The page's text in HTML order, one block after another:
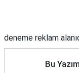
deneme reklam
Bu